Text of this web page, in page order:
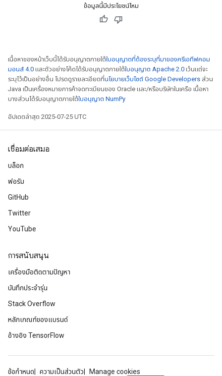
ข้อมูลนี้มีประโยชน์ไหม
เนื้อหาของหน้าเว็บนี้ได้รับอนุญาตภายใต้ใบอนุญาตที่ต้องระบุที่มาของครีเอทีฟคอม
มอนส์ 4.0 และตัวอย่างโค้ดได้รับอนุญาตภายใต้ใบอนุญาต Apache 2.0 เว้นแต่จะ
ระบุไว้เป็นอย่างอื่น โปรดดูรายละเอียดที่นโยบายเว็บไซต์ Google Developers ส่วน
Java เป็นเครื่องหมายการค้าจดทะเบียนของ Oracle และ/หรือบริษัทในเครือ เนื้อหา
บางส่วนได้รับอนุญาตภายใต้ใบอนุญาต NumPy
อัปเดตล่าสุด 2025-07-25 UTC
เชื่อมต่อเสมอ
บล็อก
ฟอรัม
GitHub
Twitter
YouTube
การสนับสนุน
เครื่องมือติดตามปัญหา
บันทึกประจำรุ่น
Stack Overflow
หลักเกณฑ์ของแบรนด์
อ้างอิง TensorFlow
ข้อกำหนด ความเป็นส่วนตัว
Manage cookies